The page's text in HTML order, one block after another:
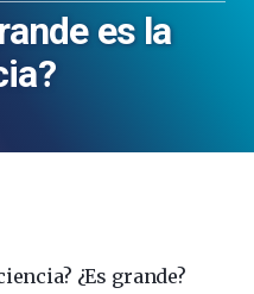
es la
¿Es grande?